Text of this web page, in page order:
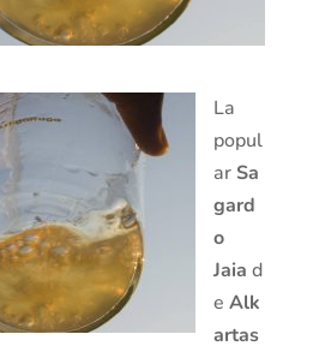
La
popul
arSa
gard
o
Jaia d
e Alk
artas